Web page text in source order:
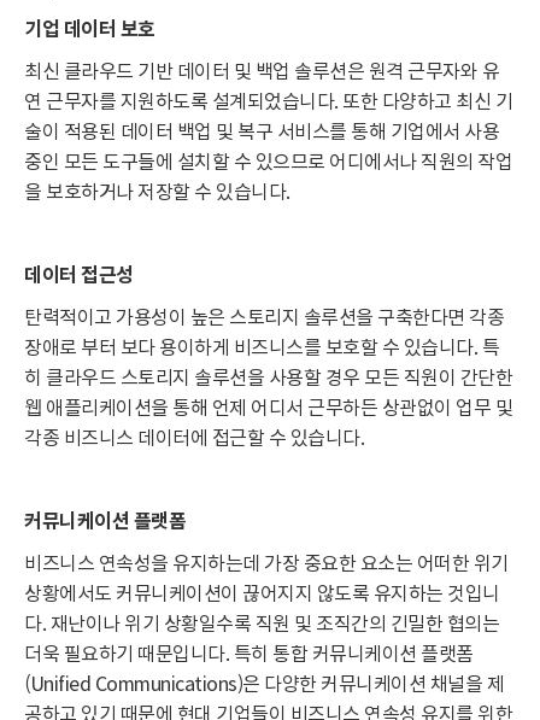
기업 데이터 보호
최신 클라우드 기반 데이터 및 백업 솔루션은 원격 근무자와 유
연 근무자를 지원하도록 설계되었습니다. 또한 다양하고 최신 기
술이 적용된 데이터 백업 및 복구 서비스를 통해 기업에서 사용
중인 모든 도구들에 설치할 수 있으므로 어디에서나 직원의 작업
을 보호하거나 저장할 수 있습니다.
데이터 접근성
탄력적이고 가용성이 높은 스토리지 솔루션을 구축한다면 각종
장애로 부터 보다 용이하게 비즈니스를 보호할 수 있습니다. 특
히 클라우드 스토리지 솔루션을 사용할 경우 모든 직원이 간단한
웹 애플리케이션을 통해 언제 어디서 근무하든 상관없이 업무 및
각종 비즈니스 데이터에 접근할 수 있습니다.
커뮤니케이션 플랫폼
비즈니스 연속성을 유지하는데 가장 중요한 요소는 어떠한 위기
상황에서도 커뮤니케이션이 끊어지지 않도록 유지하는 것입니
다. 재난이나 위기 상황일수록 직원 및 조직간의 긴밀한 협의는
더욱 필요하기 때문입니다. 특히 통합 커뮤니케이션 플랫폼
(Unified Communications)은 다양한 커뮤니케이션 채널을 제
공하고 있기 때문에 현대 기업들이 비즈니스 연속성 유지를 위한